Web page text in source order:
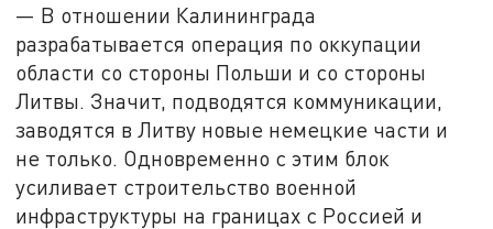
— В отношении Калининграда
разрабатывается операция по оккупации
области со стороны Польши и со стороны
Литвы. Значит, подводятся коммуникации,
заводятся в Литву новые немецкие части и
не только. Одновременно с этим блок
усиливает строительство военной
инфраструктуры на границах с Россией и